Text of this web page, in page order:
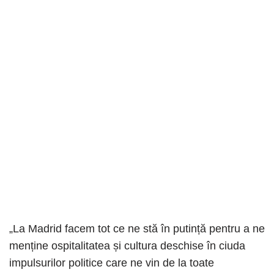
„La Madrid facem tot ce ne stă în putință pentru a ne
menține ospitalitatea și cultura deschise în ciuda
impulsurilor politice care ne vin de la toate